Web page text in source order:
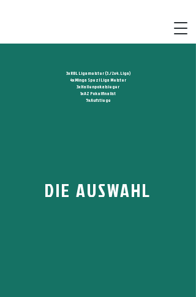
3x RBL Ligameister (3./2x4. Liga)
4x Minga Spezl Liga Meister
3x Hallenpokalsieger
1x AZ Pokalfinalist
5x Aufstiege
DIE AUSWAHL